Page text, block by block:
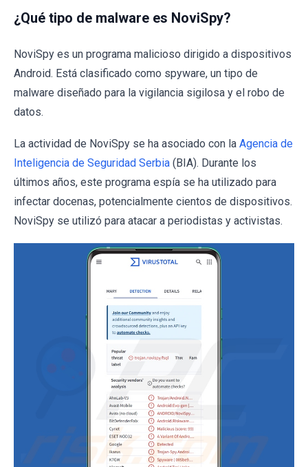
¿Qué tipo de malware es NoviSpy?
NoviSpy es un programa malicioso dirigido a dispositivos
Android. Está clasificado como spyware, un tipo de
malware diseñado para la vigilancia sigilosa y el robo de
datos.
La actividad de NoviSpy se ha asociado con la Agencia de
Inteligencia de Seguridad Serbia (BIA). Durante los
últimos años, este programa espía se ha utilizado para
infectar docenas, potencialmente cientos de dispositivos.
NoviSpy se utilizó para atacar a periodistas y activistas.